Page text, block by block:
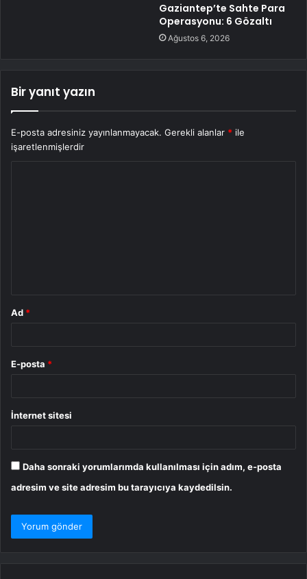
Gaziantep’te Sahte Para
Operasyonu: 6 Gözaltı
Ağustos 6, 2026
Bir yanıt yazın
E-posta adresiniz yayınlanmayacak. Gerekli alanlar * ile
işaretlenmişlerdir
Ad *
E-posta *
İnternet sitesi
Daha sonraki yorumlarımda kullanılması için adım, e-posta
adresim ve site adresim bu tarayıcıya kaydedilsin.